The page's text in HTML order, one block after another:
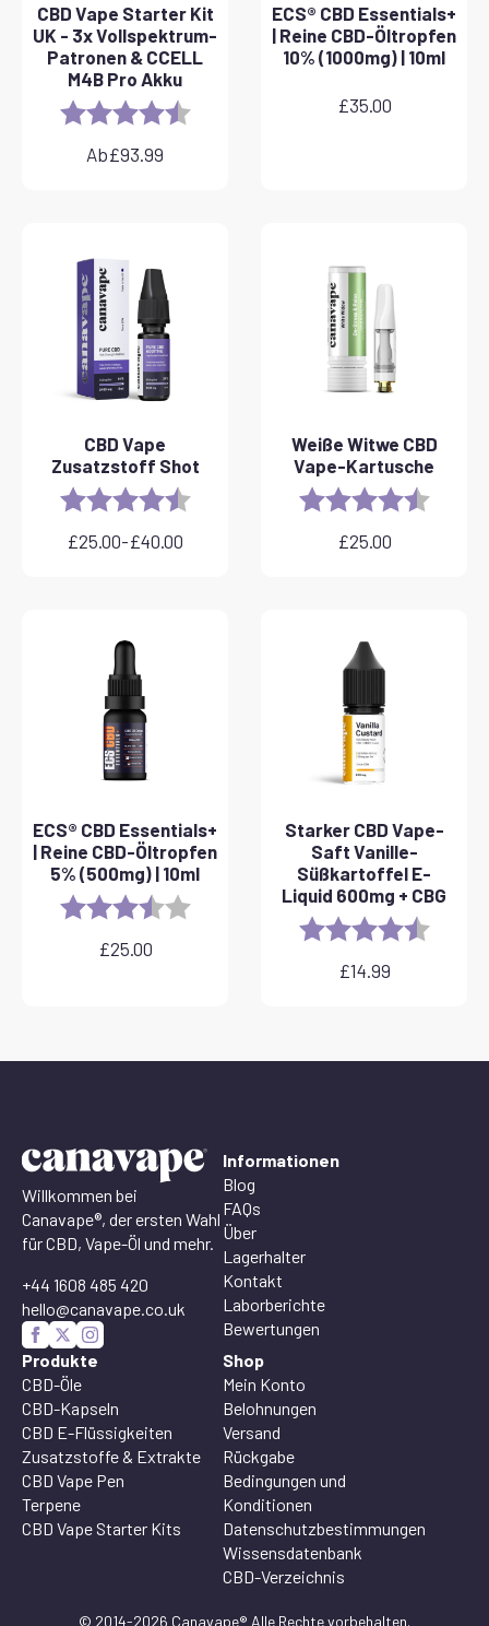
CBD Vape Starter Kit
UK - 3x Vollspektrum-
Patronen & CCELL
M4B Pro Akku
Rating: 4.8 out of 5 stars
Ab£93.99
ECS® CBD Essentials+
| Reine CBD-Öltropfen
10% (1000mg) | 10ml
£35.00
CBD Vape
Zusatzstoff Shot
Rating: 4.8 out of 5 stars
£25.00-£40.00
Preisspanne:
Weiße Witwe CBD
Vape-Kartusche
Rating: 4.6 out
£25.00
ECS® CBD Essentials+
| Reine CBD-Öltropfen
5% (500mg) | 10ml
Rating: 3.8 out of 5 stars
£25.00
Starker CBD Vape-
Saft Vanille-
Süßkartoffel E-
Liquid 600mg + CBG
Rating: 4.6 out
£14.99
Willkommen bei
Canavape®, der ersten Wahl
für CBD, Vape-Öl und mehr.
+44 1608 485 420
hello@canavape.co.uk
Informationen
Blog
FAQs
Über
Lagerhalter
Kontakt
Laborberichte
Bewertungen
Produkte
CBD-Öle
CBD-Kapseln
CBD E-Flüssigkeiten
Zusatzstoffe & Extrakte
CBD Vape Pen
Terpene
CBD Vape Starter Kits
Shop
Mein Konto
Belohnungen
Versand
Rückgabe
Bedingungen und
Konditionen
Datenschutzbestimmungen
Wissensdatenbank
CBD-Verzeichnis
© 2014-2026 Canavape® Alle Rechte vorbehalten.